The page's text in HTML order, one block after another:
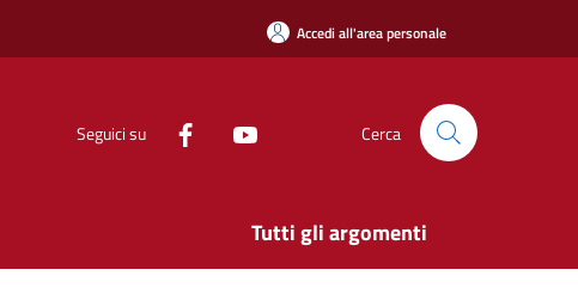
Accedi all'area personale
Seguici su Cerca
Tutti gli argomenti